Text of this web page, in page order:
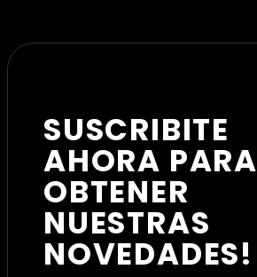
SUSCRIBITE
AHORA PARA
OBTENER
NUESTRAS
NOVEDADES!